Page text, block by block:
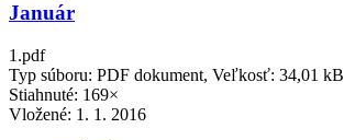
Január
1.pdf
Typ súboru: PDF dokument, Veľkosť: 34,01 kB
Stiahnuté: 169×
Vložené: 1. 1. 2016